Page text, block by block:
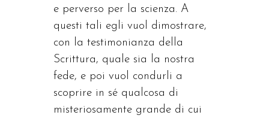
e perverso per la scienza. A
questi tali egli vuol dimostrare,
con la testimonianza della
Scrittura, quale sia la nostra
fede, e poi vuol condurli a
scoprire in sé qualcosa di
misteriosamente grande di cui